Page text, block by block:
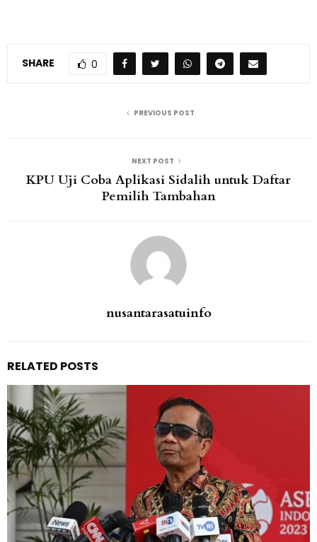
SHARE 0
PREVIOUS POST
NEXT POST
KPU Uji Coba Aplikasi Sidalih untuk Daftar
Pemilih Tambahan
nusantarasatuinfo
RELATED POSTS